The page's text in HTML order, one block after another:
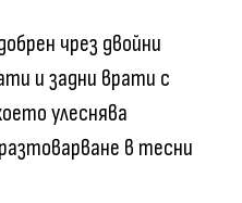
чрез двойни
и задни врати с
улеснява
в тесни